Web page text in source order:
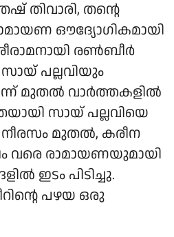
തിവാരി, തന്റെ
ഔദ്യോഗികമായി
രൺബീർ
പല്ലവിയും
മുതൽ വാർത്തകളിൽ
സായ് പല്ലവിയെ
നീരസം മുതൽ, കരീന
വരെ രാമായണയുമായി
ഇടം പിടിച്ചു.
പഴയ ഒരു